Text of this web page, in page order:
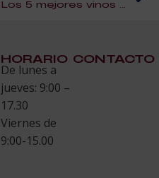
HORARIO
De lunes a
jueves: 9:00 –
17.30
Viernes de
9:00-15.00
CONTACTO